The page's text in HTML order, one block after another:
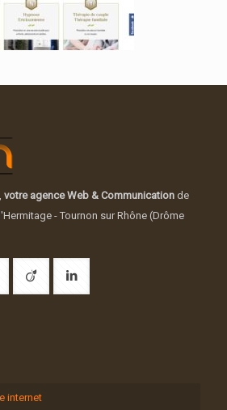
votre agence Web & Communication de
- Tournon sur Rhône (Drôme
internet